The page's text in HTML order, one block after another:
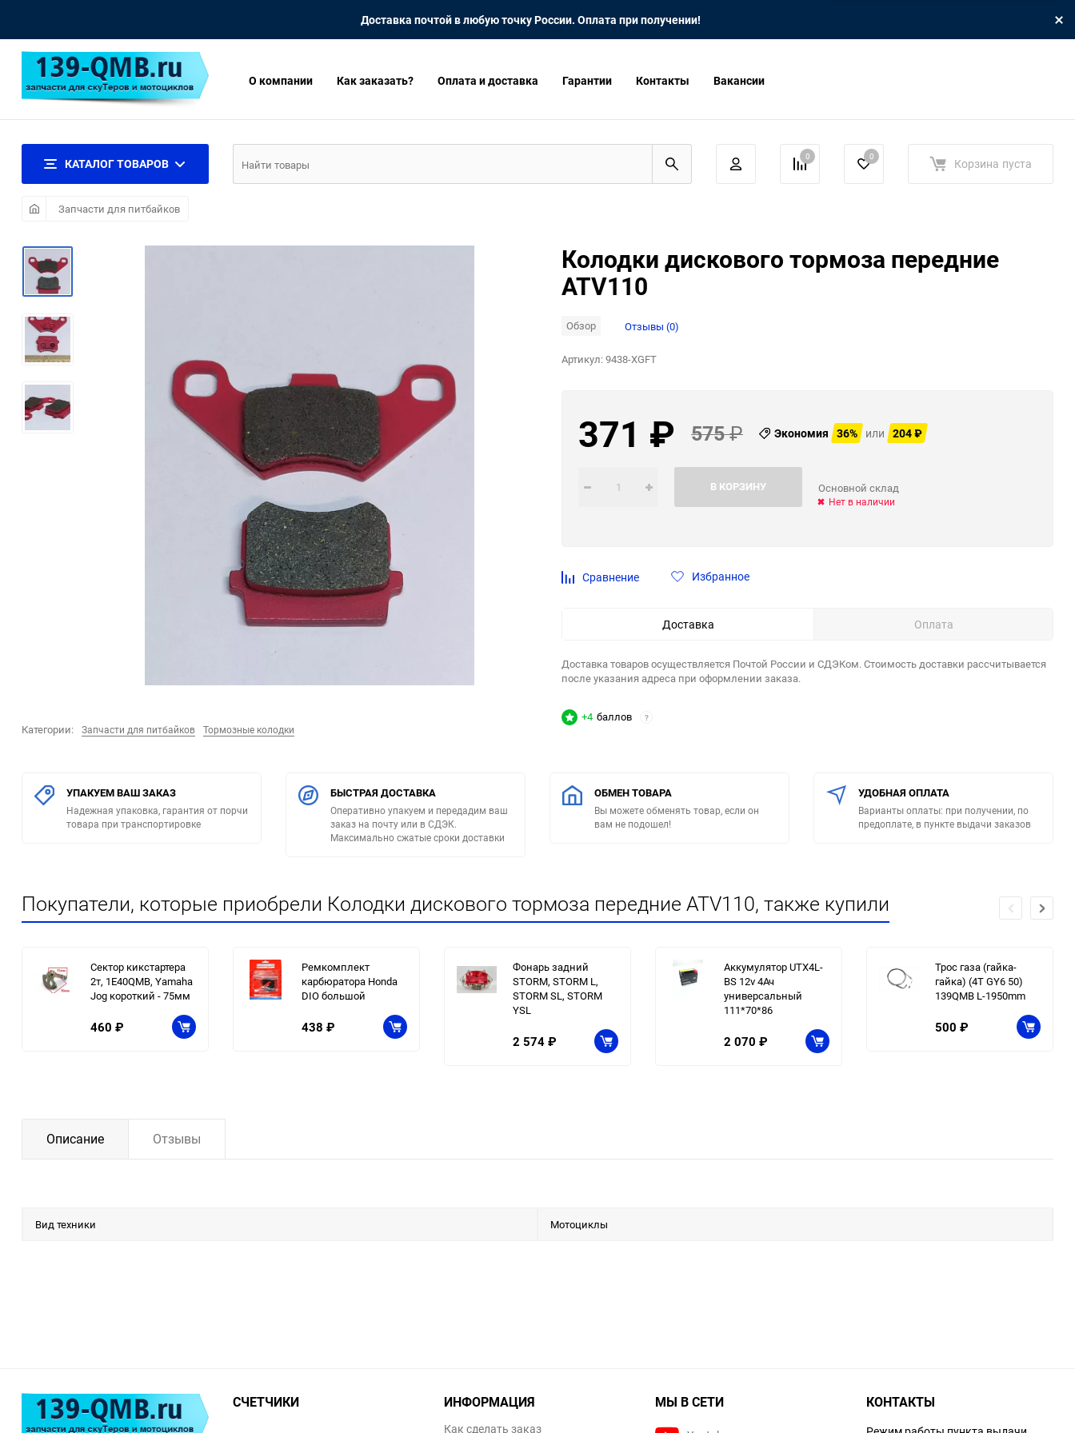
Доставка почтой в любую точку России. Оплата при получении!
О компании Как заказать? Оплата и доставка Гарантии Контакты Вакансии
КАТАЛОГ ТОВАРОВ 0 0 Корзина пуста
Запчасти для питбайков
Категории: Запчасти для питбайков Тормозные колодки
Колодки дискового тормоза передние
ATV110
Обзор Отзывы (0)
Артикул:9438-XGFT
371 ₽ 575₽ Экономия 36% или 204₽
В КОРЗИНУ Основной склад
Нет в наличии
Сравнение Избранное
Доставка Оплата
Доставка товаров осуществляется Почтой России и СДЭКом. Стоимость доставки рассчитывается
после указания адреса при оформлении заказа.
+4 баллов ?
УПАКУЕМ ВАШ ЗАКАЗ
Надежная упаковка, гарантия от порчи
товара при транспортировке
БЫСТРАЯ ДОСТАВКА
Оперативно упакуем и передадим ваш
заказ на почту или в СДЭК.
Максимально сжатые сроки доставки
ОБМЕН ТОВАРА
Вы можете обменять товар, если он
вам не подошел!
УДОБНАЯ ОПЛАТА
Варианты оплаты: при получении, по
предоплате, в пункте выдачи заказов
Покупатели, которые приобрели Колодки дискового тормоза передние ATV110, также купили
Сектор кикстартера
2т, 1E40QMB, Yamaha
Jog короткий - 75мм
460 ₽
Ремкомплект
карбюратора Honda
DIO большой
438 ₽
Фонарь задний
STORM, STORM L,
STORM SL, STORM
YSL
2 574 ₽
Аккумулятор UTX4L-
BS 12v 4Ач
универсальный
111*70*86
2 070 ₽
Трос газа (гайка-
гайка) (4T GY6 50)
139QMB L-1950mm
500 ₽
Описание Отзывы
Вид техники Мотоциклы
СЧЕТЧИКИ ИНФОРМАЦИЯ
Как сделать заказ
МЫ В СЕТИ КОНТАКТЫ